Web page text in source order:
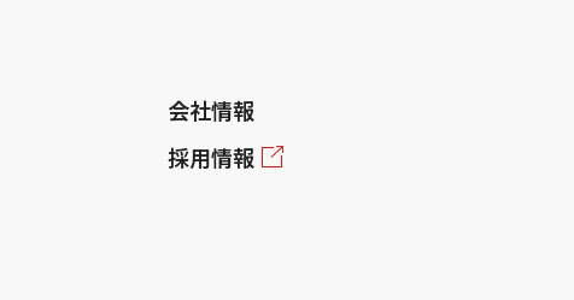
会社情報
採用情報